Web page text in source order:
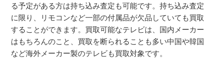
る予定がある方は持ち込み査定も可能です。持ち込み査定
に限り、リモコンなど一部の付属品が欠品していても買取
することができます。買取可能なテレビは、国内メーカー
はもちろんのこと、買取を断られることも多い中国や韓国
など海外メーカー製のテレビも買取対象です。